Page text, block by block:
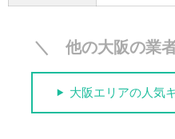
＼ 他の大阪の業
大阪エリアの人気